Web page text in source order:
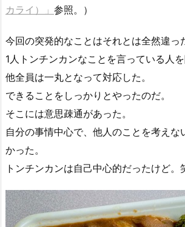
カライ）」 参照。）
今回の突発的なことはそれとは全然違っ
1人トンチンカンなことを言っている人を
他全員は一丸となって対応した。
できることをしっかりとやったのだ。
そこには意思疎通があった。
自分の事情中心で、他人のことを考えな
かった。
トンチンカンは自己中心的だったけど。